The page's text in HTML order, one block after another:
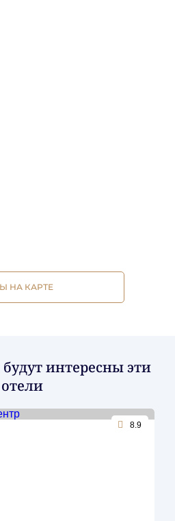
НА КАРТЕ
интересны эти
отели
8.9